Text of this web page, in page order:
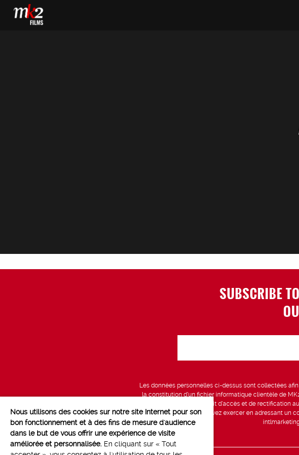
SUBSCRIBE
Les données personnelles ci-dessus sont collectées
la constitution d’un fichier informatique clientèle de
vous bénéficiez d’un droit d’accès et de rectification
données, que vous pouvez exercer en adressant un
Nous utilisons des cookies sur notre site Internet pour son
bon fonctionnement et à des fins de mesure d'audience
dans le but de vous offrir une expérience de visite
améliorée et personnalisée. En cliquant sur « Tout